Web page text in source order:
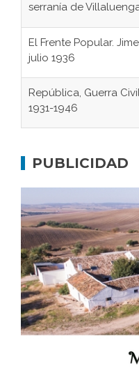
serranía de
El Frente Popular.
julio 1936
República, Guerra
1931-1946
concentración nazis
Bornos
El Frente Popular.
Juntar las letras. La
afán de saber a la
Historia y vivencias
PUBLICIDAD